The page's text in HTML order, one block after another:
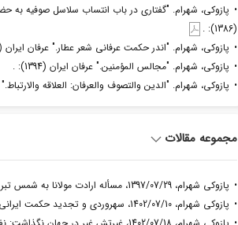
• پازوکی، شهرام. "گفتاری در باب انتساب سلاسل
(1386): .
• پازوکی، شهرام. "اندر حکمت عرفانی شعر عطار." عرفان ایران (1394):
• پازوکی، شهرام. "مجالس المؤمنین." عرفان ایران (1394): .
• پازوکی، شهرام. "الدین والتصوف والعرفان: العلاقه
مجموعه مقالات
• پازوکی شهرام، 1397/07/29، مسأله ارادت مولانا به شمس تبریزی
• پازوکی شهرام، 1402/07/10، سهروردی و تجدید حکمت ایرانی